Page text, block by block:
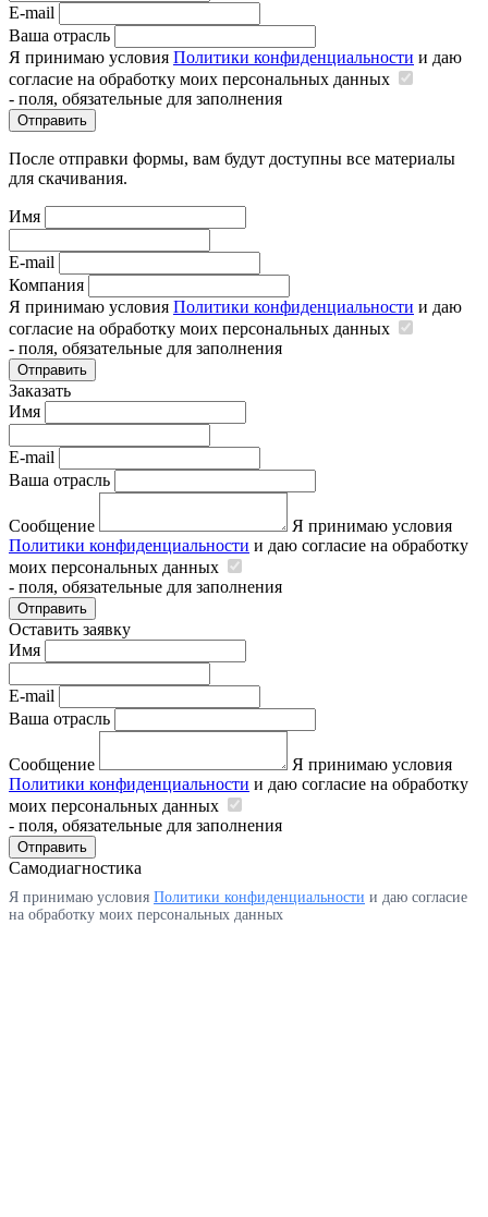
E-mail
Ваша отрасль
Я принимаю условия Политики конфиденциальности и даю
согласие на обработку моих персональных данных
- поля, обязательные для заполнения
Отправить
После отправки формы, вам будут доступны все материалы
для скачивания.
Имя
E-mail
Компания
Я принимаю условия Политики конфиденциальности и даю
согласие на обработку моих персональных данных
- поля, обязательные для заполнения
Отправить
Заказать
Имя
E-mail
Ваша отрасль
Сообщение
Я принимаю условия
Политики конфиденциальности и даю согласие на обработку
моих персональных данных
- поля, обязательные для заполнения
Отправить
Оставить заявку
Имя
E-mail
Ваша отрасль
Сообщение
Я принимаю условия
Политики конфиденциальности и даю согласие на обработку
моих персональных данных
- поля, обязательные для заполнения
Отправить
Самодиагностика
Я принимаю условия Политики конфиденциальности и даю согласие
на обработку моих персональных данных